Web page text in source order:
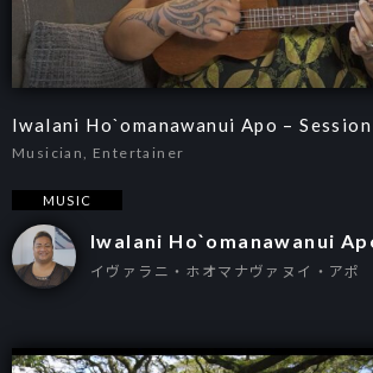
Iwalani Ho`omanawanui Apo – Session
Musician, Entertainer
MUSIC
Iwalani Ho`omanawanui
イヴァラニ・ホオマナヴァヌイ・アポ